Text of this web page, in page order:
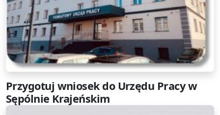
Przygotuj wniosek do Urzędu Pracy w
Sępólnie Krajeńskim